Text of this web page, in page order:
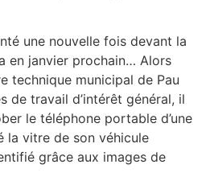
une nouvelle fois devant la
en janvier prochain… Alors
technique municipal de Pau
de travail d’intérêt général, il
le téléphone portable d’une
la vitre de son véhicule
grâce aux images de